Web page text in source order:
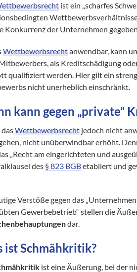
ist ein „scharfes
Konkurrenz der Unternehmen
Wettbewerbsrechtanwendbar, kann
als Kreditschädigung
qualifiziert werden. Hier gilt ein
nicht unerheblich einschränkt.
kann gegen „private“
dasWettbewerbsrecht jedoch nicht
nicht unüberwindbar erhöht.
„Recht am eingerichteten und
des § 823 BGBetabliert und
Verstöße gegen das
Gewerbebetrieb“ stellen die
dar.
ist Schmähkritik?
ist eine Äußerung, bei der